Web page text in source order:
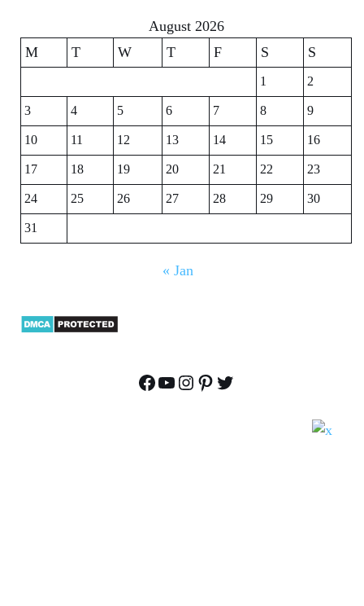
August 2026
M
T W T F S S
1
2
3
4 5 6 7 8
9
10
11 12 13 14 15
16
17
18 19 20 21 22
23
24
25 26 27 28 29
30
31
« Jan